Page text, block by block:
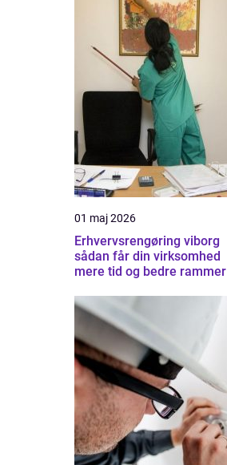
01 maj 2026
Erhvervsrengøring viborg
sådan får din virksomhed
mere tid og bedre rammer